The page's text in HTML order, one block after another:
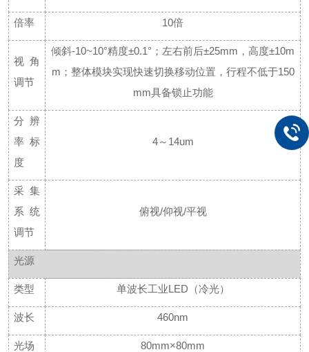
倍率 10倍
视角
调节
倾斜-10~10°精度±0.1°；左右前后±25mm，高度±10m
m；整体模块实现快速切换移动位置，行程不低于150
mm具备锁止功能
分辨
率标
度
4～14um
采集
系统
调节
俯视/仰视/平视
光源
类型 单波长工业LED（冷光）
波长 460nm
光场 80mm×80mm